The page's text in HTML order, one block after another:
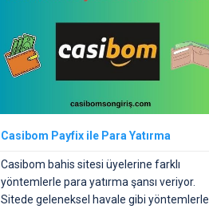
Casibom Payfix ile Para Yatırma
Casibom bahis sitesi üyelerine farklı
yöntemlerle para yatırma şansı veriyor.
Sitede geleneksel havale gibi yöntemlerle